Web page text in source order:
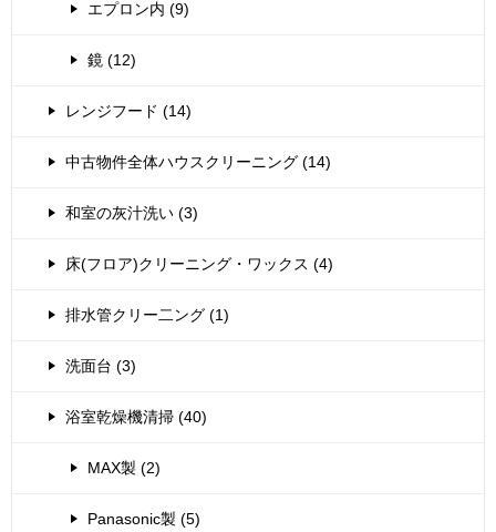
エプロン内 (9)
鏡 (12)
レンジフード (14)
中古物件全体ハウスクリーニング (14)
和室の灰汁洗い (3)
床(フロア)クリーニング・ワックス (4)
排水管クリー二ング (1)
洗面台 (3)
浴室乾燥機清掃 (40)
MAX製 (2)
Panasonic製 (5)